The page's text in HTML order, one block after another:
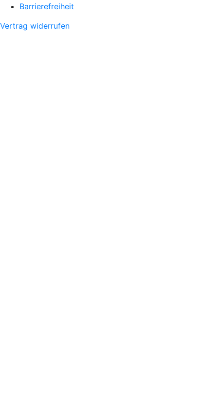
Barrierefreiheit
Vertrag widerrufen